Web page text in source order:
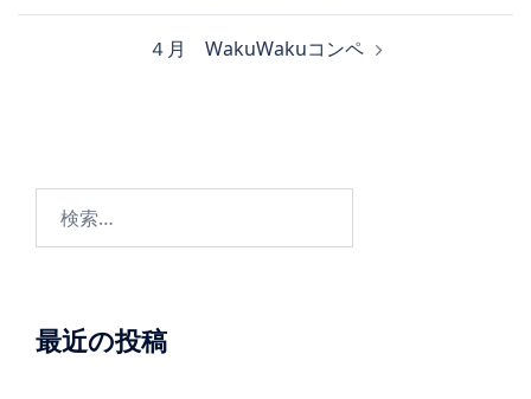
ョ
４月 WakuWakuコンペ
最近の投稿